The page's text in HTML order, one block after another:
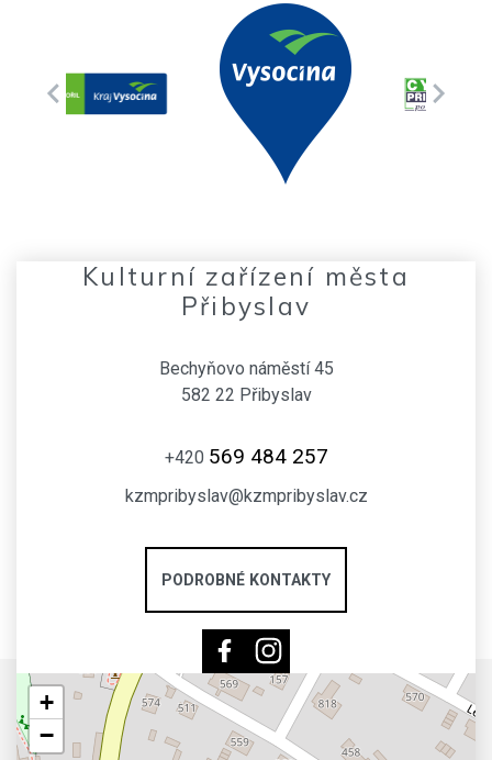
Kulturní zařízení města
Přibyslav
Bechyňovo náměstí 45
582 22 Přibyslav
+420 569 484 257
kzmpribyslav@kzmpribyslav.cz
PODROBNÉ KONTAKTY
+
−